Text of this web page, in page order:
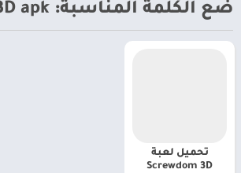
ضع الكلمة المناسبة: Screwdom 3D apk
تحميل لعبة
Screwdom 3D